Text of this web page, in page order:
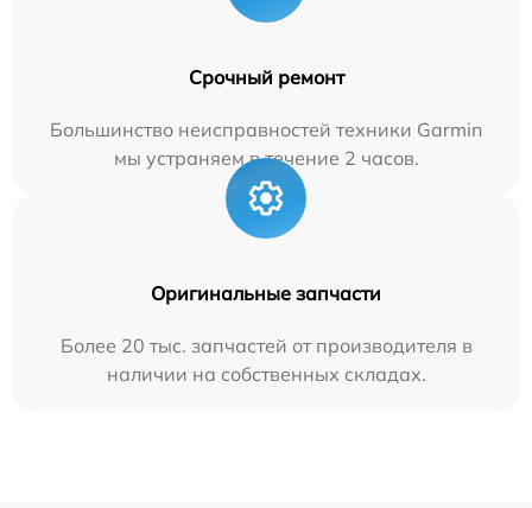
Срочный ремонт
Большинство неисправностей техники Garmin
мы устраняем в течение 2 часов.
Оригинальные запчасти
Более 20 тыс. запчастей от производителя в
наличии на собственных складах.